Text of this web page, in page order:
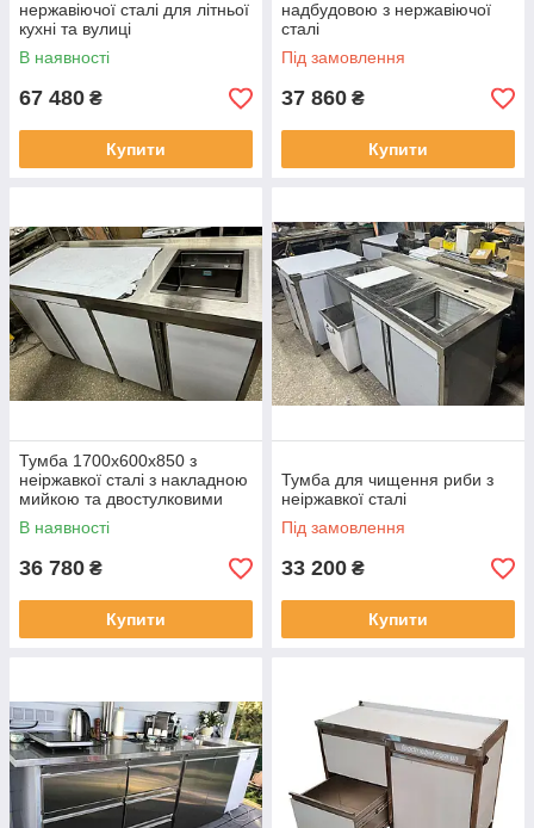
нержавіючої сталі для літньої
кухні та вулиці
В наявності
67 480 ₴
Купити
надбудовою з нержавіючої
сталі
Під замовлення
37 860 ₴
Купити
Тумба 1700х600х850 з
неіржавкої сталі з накладною
мийкою та двостулковими
дверима
В наявності
36 780 ₴
Купити
Тумба для чищення риби з
неіржавкої сталі
Під замовлення
33 200 ₴
Купити